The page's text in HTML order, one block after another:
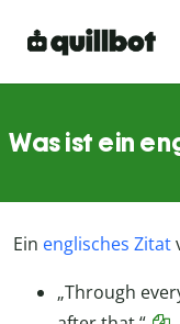
Was ist ein
Ein englisches Zitat
„Through